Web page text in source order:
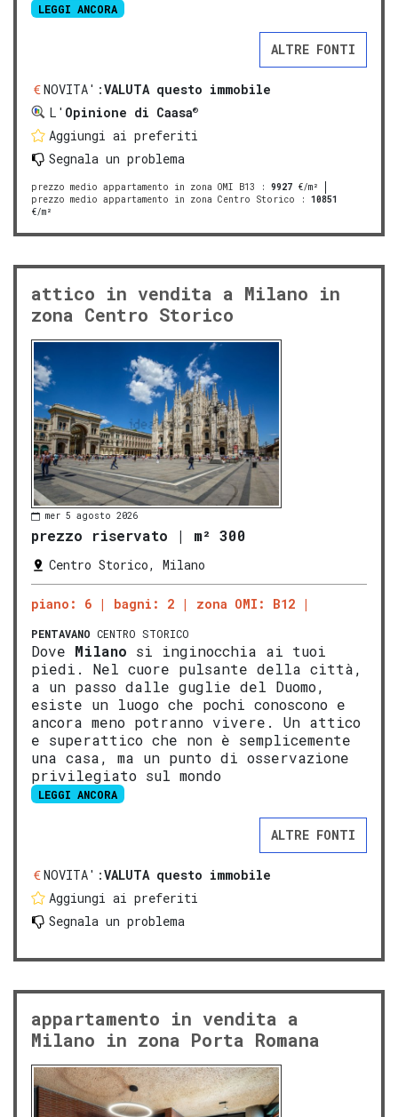
LEGGI ANCORA
ALTRE FONTI
NOVITA':VALUTA questo immobile
L' Opinione di Caasa®
Aggiungi ai preferiti
Segnala un problema
prezzo medio appartamento in zona OMI B13 : 9927 €/m²
prezzo medio appartamento in zona Centro Storico : 10851
€/m²
attico in vendita a Milano in
zona Centro Storico
mer 5 agosto 2026
prezzo riservato | m² 300
Centro Storico, Milano
piano: 6 bagni: 2 zona OMI: B12
PENTAVANO CENTRO STORICO
Dove Milano si inginocchia ai tuoi
piedi. Nel cuore pulsante della città,
a un passo dalle guglie del Duomo,
esiste un luogo che pochi conoscono e
ancora meno potranno vivere. Un attico
e superattico che non è semplicemente
una casa, ma un punto di osservazione
privilegiato sul mondo
LEGGI ANCORA
ALTRE FONTI
NOVITA':VALUTA questo immobile
Aggiungi ai preferiti
Segnala un problema
appartamento in vendita a
Milano in zona Porta Romana